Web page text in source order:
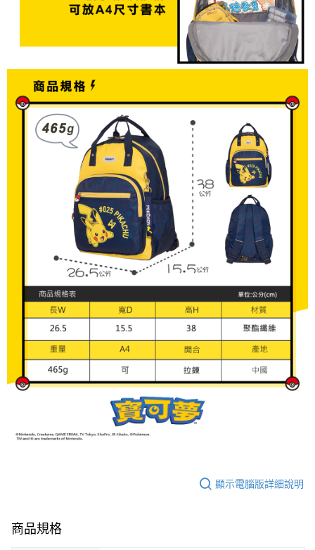
顯示電腦版詳細說明
商品規格